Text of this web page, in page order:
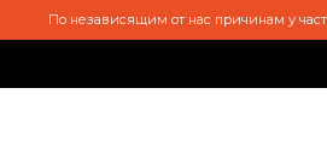
По независящим от нас причинам у